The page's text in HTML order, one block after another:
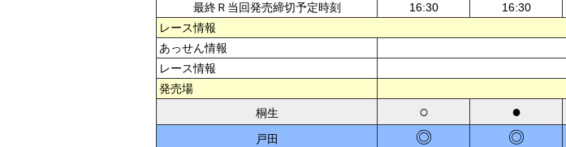
最終Ｒ当回発売締切予定時刻
16:30 16:30
レース情報
あっせん情報
レース情報
発売場
桐生
○ ●
戸田 ◎ ◎